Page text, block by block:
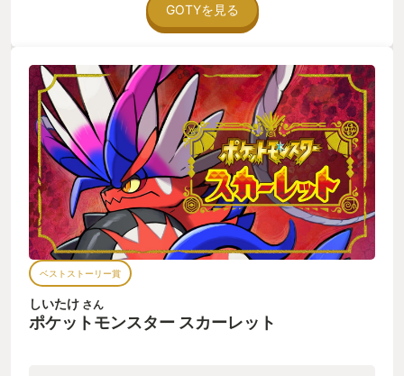
ん。 ３本立てのストーリーは子供たちとポケモンの成長や絆に
フォーカスを当てた熱さとハートフルをいっぱいに詰め込んだ
つ。 歯応えあると噂の追加シナリオDLC後編も12月に配信で
す。作中の謎がついに明かされる……かも？ ポケモンが初めて
の方も、以前遊んでいた方も始めるなら正に今！！ きっとこの
パルデアの地であなただけの宝物を見つけられるでしょう。
…………と、ここまでが表向きのレビューです。 ここからは恥ず
かしながら少し自分語りを混ぜ込ませていただきます。 幼い頃
に両親から初めて買って貰い、プレイしたゲームはポケットモ
ンスター緑。 あれから20数年。ナンバリングを遊んできた私に
とって、ポケモンはまさにゲーム人生の原点かつ総てといって
も過言ではありません。 ドットから3D。白黒からカラー。そし
てオープンワールドへ。ポケモンを通してゲーム技術の発展を
肌で感じることが出来ました。 また、若干yourGOTYの趣旨か
らは外れてしまいますが、今年はポケモン全体にとって、とて
も大きな出来事があった年です。 …………そう、アニメポケット
モンスターの主人公サトシの卒業です。 私にとってのサトシは
時にお兄さんで、ある時は同い年の友達で、またある時は年の
GOTYを見る
ベストストーリー賞
しいたけ さん
ポケットモンスター スカーレット